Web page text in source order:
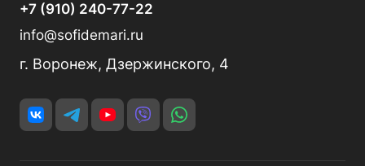
+7 (910) 240-77-22
info@sofidemari.ru
г. Воронеж, Дзержинского, 4